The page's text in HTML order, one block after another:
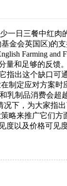
一日三餐中红
金会英国区)的
Farming and
量和足够的反馈
指出这个缺口可
制定应对方案时
制品消费会超
况下，为大家指
略来推广它们
度以及价格可见